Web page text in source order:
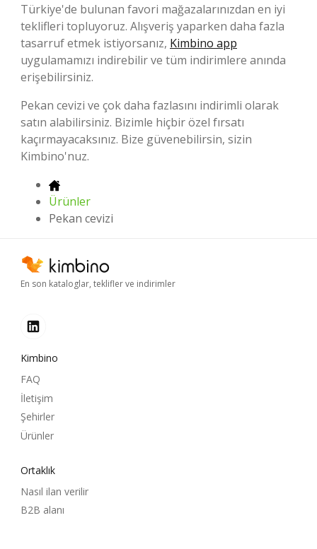
Türkiye'de bulunan favori mağazalarınızdan en iyi
teklifleri topluyoruz. Alışveriş yaparken daha fazla
tasarruf etmek istiyorsanız, Kimbino app
uygulamamızı indirebilir ve tüm indirimlere anında
erişebilirsiniz.
Pekan cevizi ve çok daha fazlasını indirimli olarak
satın alabilirsiniz. Bizimle hiçbir özel fırsatı
kaçırmayacaksınız. Bize güvenebilirsin, sizin
Kimbino'nuz.
Ürünler
Pekan cevizi
En son kataloglar, teklifler ve indirimler
Kimbino
FAQ
İletişim
Şehirler
Ürünler
Ortaklık
Nasıl ilan verilir
B2B alanı